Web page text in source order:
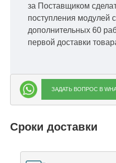
за Поставщиком
поступления модулей
дополнительных 60
первой доставки
ЗАДАТЬ ВОПРОС В
Сроки доставки